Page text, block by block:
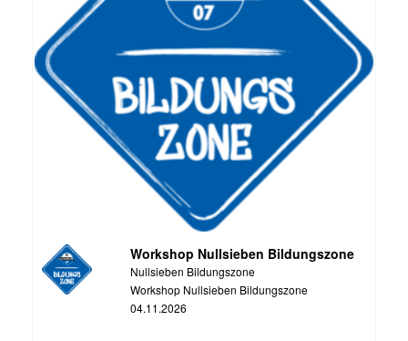
Workshop Nullsieben Bildungszone
Nullsieben Bildungszone
Workshop Nullsieben Bildungszone
04.11.2026